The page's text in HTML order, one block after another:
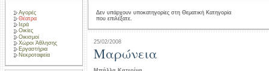
Αγορές
Θέατρα
Ιερά
Οικίες
Οικισμοί
Χώροι Άθλησης
Εργαστήρια
Νεκροταφεία
Δεν υπάρχουν υποκατηγορίες στη Θεματική Κατηγορία
που επιλέξατε.
25/02/2008
Μαρώνεια